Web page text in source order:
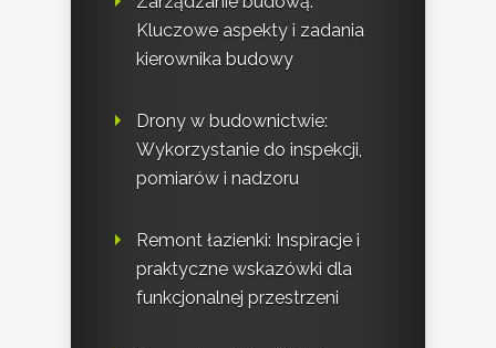
Kluczowe aspekty i zadania
kierownika budowy
Drony w budownictwie:
Wykorzystanie do inspekcji,
pomiarów i nadzoru
Remont łazienki: Inspiracje i
praktyczne wskazówki dla
funkcjonalnej przestrzeni